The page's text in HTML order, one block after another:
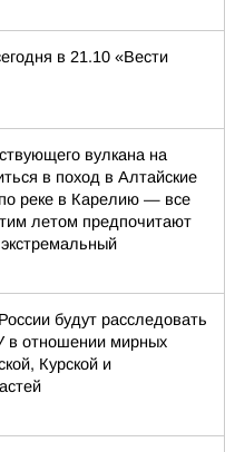
в 21.10 «Вести
вулкана на
в поход в Алтайские
реке в Карелию — все
летом предпочитают
будут расследовать
в отношении мирных
Курской и